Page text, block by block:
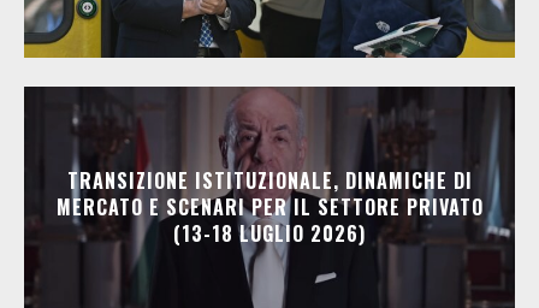
TRANSIZIONE ISTITUZIONALE, DINAMICHE DI
MERCATO E SCENARI PER IL SETTORE PRIVATO
(13-18 LUGLIO 2026)